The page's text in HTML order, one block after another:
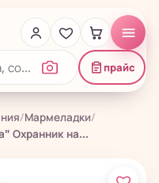
прайс
/Мармеладки/
Охранник на...